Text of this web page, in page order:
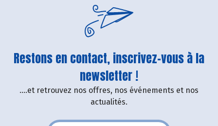
Restons en contact, inscrivez-vous à la
newsletter !
....et retrouvez nos offres, nos événements et nos
actualités.